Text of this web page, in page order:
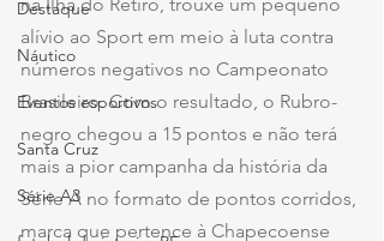
Destaque
Náutico
Eventos esportivos
Santa Cruz
Série A3
alívio ao Sport em meio à luta contra
números negativos no Campeonato
Brasileiro. Com o resultado, o Rubro-
negro chegou a 15 pontos e não terá
mais a pior campanha da história da
Série A no formato de pontos corridos,
marca que pertence à Chapecoense